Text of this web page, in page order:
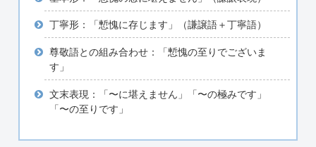
丁寧形：「慙愧に存じます」（謙譲語＋丁寧語）
尊敬語との組み合わせ：「慙愧の至りでございま
す」
文末表現：「〜に堪えません」「〜の極みです」
「〜の至りです」